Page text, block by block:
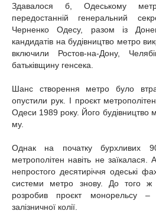
Здавалося б, Одеському
передостанній генеральний
Черненко Одесу, разом із
кандидатів на будівництво метро
включили Ростов-на-Дону,
батьківщину генсека.
Шанс створення метро було
опустили рук. І проєкт
Одеси 1989 року. Його будівництво
му.
Однак на початку бурхливих
метрополітен навіть не заїкалася.
непростого десятиріччя одеські
системи метро знову. До того ж
розробив проєкт монорельсу –
залізничної колії.